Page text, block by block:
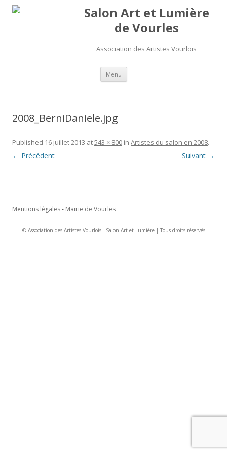
Salon Art et Lumière
de Vourles
Association des Artistes Vourlois
Menu Aller au contenu
2008_BerniDaniele.jpg
Published 16 juillet 2013 at543 × 800 in Artistes du salon en 2008.
← Précédent Suivant →
Mentions légales- Mairie de Vourles
© Association des Artistes Vourlois - Salon Art et Lumière | Tous droits réservés